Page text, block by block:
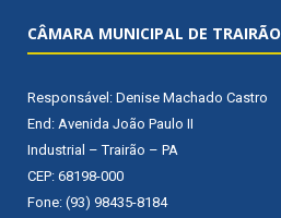
CÂMARA MUNICIPAL DE TRAIRÃO
Responsável: Denise Machado Castro
End: Avenida João Paulo II
Industrial – Trairão – PA
CEP: 68198-000
Fone: (93) 98435-8184